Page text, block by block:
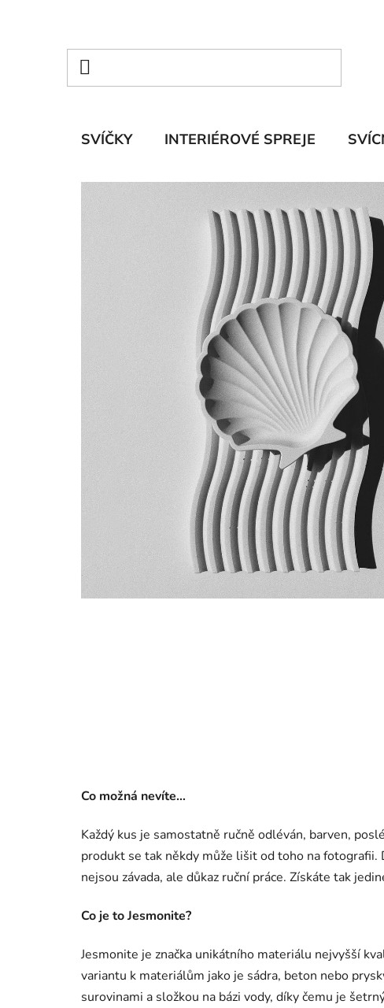
SVÍČKY INTERIÉROVÉ SPREJE
Co možná nevíte…
Každý kus je samostatně ručně odléván, barven,
produkt se tak někdy může lišit od toho na
nejsou závada, ale důkaz ruční práce. Získáte tak
Co je to Jesmonite?
Jesmonite je značka unikátního materiálu nejvyšší
variantu k materiálům jako je sádra, beton nebo
surovinami a složkou na bázi vody, díky čemu je